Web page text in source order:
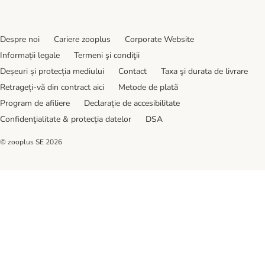
Despre noi Cariere zooplus
Corporate Website
Informații legale
Termeni şi condiţii
Deșeuri și protecția mediului
Contact
Taxa şi durata de livrare
Retrageți-vă din contract aici
Metode de plată
Program de afiliere
Declarație de accesibilitate
Confidenţialitate & protecția datelor
DSA
© zooplus SE 2026